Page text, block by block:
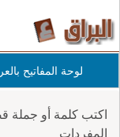
لوحة المفاتيح
اكتب كلمة أو جملة
المفردات